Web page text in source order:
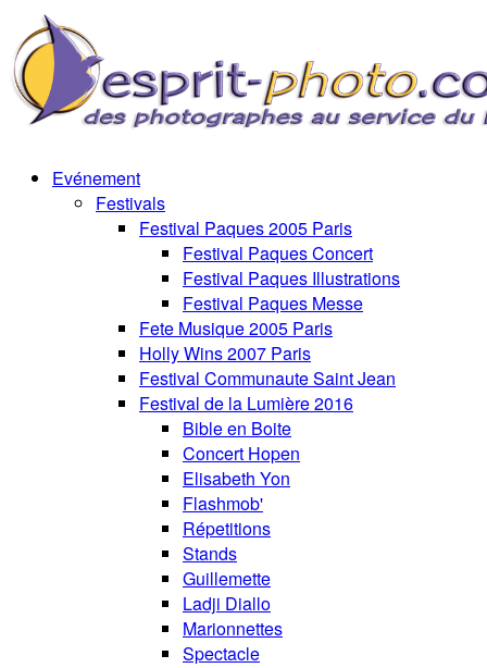
Evénement
Festivals
Festival Paques 2005 Paris
Festival Paques Concert
Festival Paques Illustrations
Festival Paques Messe
Fete Musique 2005 Paris
Holly Wins 2007 Paris
Festival Communaute Saint Jean
Festival de la Lumière 2016
Bible en Boite
Concert Hopen
Elisabeth Yon
Flashmob'
Répetitions
Stands
Guillemette
Ladji Diallo
Marionnettes
Spectacle